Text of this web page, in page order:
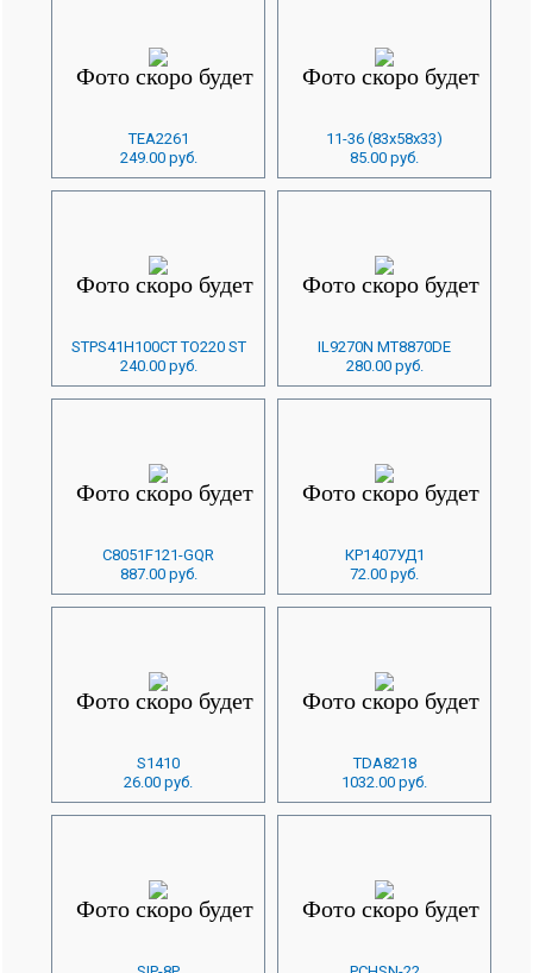
TEA2261
249.00 руб.
11-36 (83x58x33)
85.00 руб.
STPS41H100CT TO220 ST
240.00 руб.
IL9270N MT8870DE
280.00 руб.
C8051F121-GQR
887.00 руб.
КР1407УД1
72.00 руб.
S1410
26.00 руб.
TDA8218
1032.00 руб.